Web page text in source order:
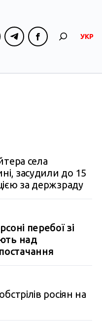
УКР
села
засудили до 15
за держзраду
перебої зі
над
росіян на